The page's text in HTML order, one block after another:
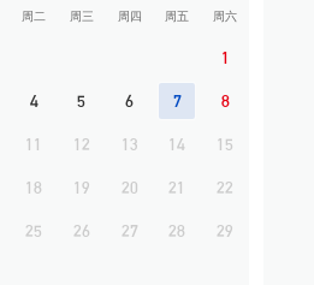
周二 周三 周四 周五 周六
1
4 5 6 7 8
11 12 13 14 15
18 19 20 21 22
25 26 27 28 29